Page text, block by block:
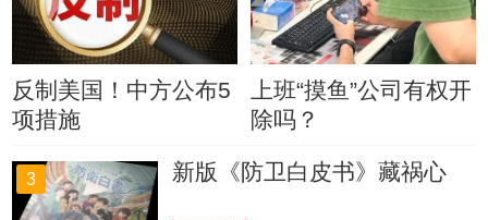
反制美国！中方公布5
项措施
上班“摸鱼”公司有权开
除吗？
3 新版《防卫白皮书》藏祸心